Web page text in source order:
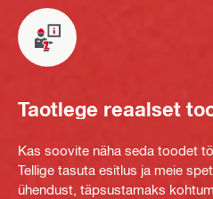
Taotlege reaalset
Kas soovite näha seda toodet
Tellige tasuta esitlus ja meie
ühendust, täpsustamaks